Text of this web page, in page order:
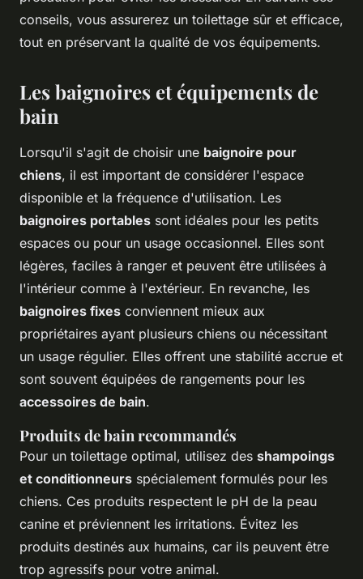
conseils, vous assurerez un toilettage sûr et efficace,
tout en préservant la qualité de vos équipements.
Les baignoires et équipements de
bain
Lorsqu'il s'agit de choisir une baignoire pour
chiens, il est important de considérer l'espace
disponible et la fréquence d'utilisation. Les
baignoires portables sont idéales pour les petits
espaces ou pour un usage occasionnel. Elles sont
légères, faciles à ranger et peuvent être utilisées à
l'intérieur comme à l'extérieur. En revanche, les
baignoires fixes conviennent mieux aux
propriétaires ayant plusieurs chiens ou nécessitant
un usage régulier. Elles offrent une stabilité accrue et
sont souvent équipées de rangements pour les
accessoires de bain.
Produits de bain recommandés
Pour un toilettage optimal, utilisez des shampoings
et conditionneurs spécialement formulés pour les
chiens. Ces produits respectent le pH de la peau
canine et préviennent les irritations. Évitez les
produits destinés aux humains, car ils peuvent être
trop agressifs pour votre animal.